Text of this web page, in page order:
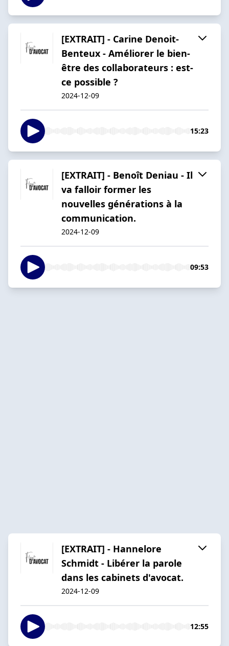
[EXTRAIT] - Carine Denoit-
Benteux - Améliorer le bien-
être des collaborateurs : est-
ce possible ?
2024-12-09
15:23
[EXTRAIT] - Benoît Deniau - Il
va falloir former les
nouvelles générations à la
communication.
2024-12-09
09:53
[EXTRAIT] - Hannelore
Schmidt - Libérer la parole
dans les cabinets d'avocat.
2024-12-09
12:55